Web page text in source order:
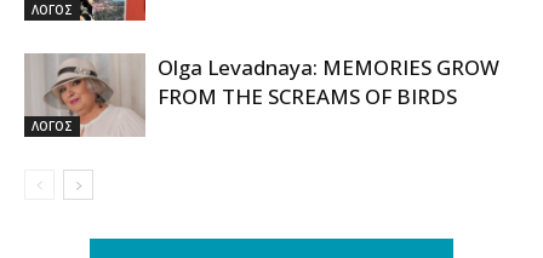
ΛΟΓΟΣ
ΛΟΓΟΣ
Olga Levadnaya: MEMORIES GROW
FROM THE SCREAMS OF BIRDS